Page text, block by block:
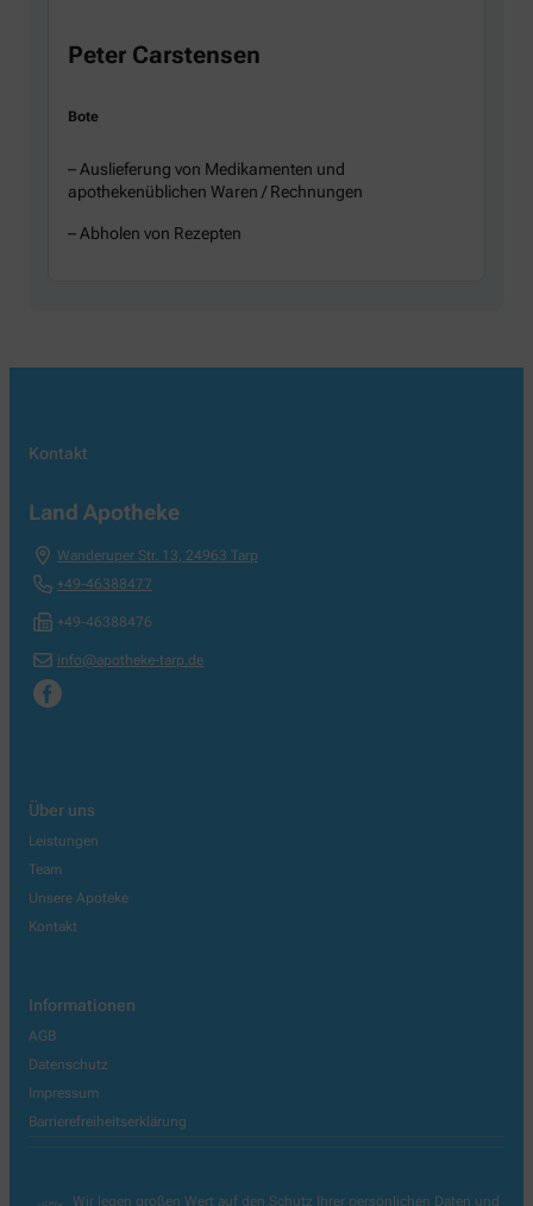
Peter Carstensen
Bote
– Auslieferung von Medikamenten und
apothekenüblichen Waren / Rechnungen
– Abholen von Rezepten
Kontakt
Land Apotheke
Wanderuper Str. 13, 24963 Tarp
+49-46388477
+49-46388476
info@apotheke-tarp.de
Über uns
Leistungen
Team
Unsere Apoteke
Kontakt
Informationen
AGB
Datenschutz
Impressum
Barrierefreiheitserklärung
Wir legen großen Wert auf den Schutz Ihrer persönlichen Daten und